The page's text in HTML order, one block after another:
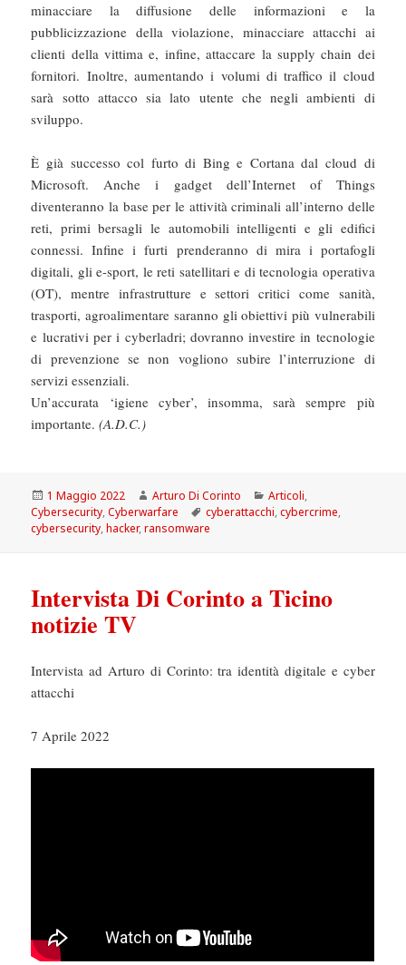
minacciare la diffusione delle informazioni e la
pubblicizzazione della violazione, minacciare attacchi ai
clienti della vittima e, infine, attaccare la supply chain dei
fornitori. Inoltre, aumentando i volumi di traffico il cloud
sarà sotto attacco sia lato utente che negli ambienti di
sviluppo.
È già successo col furto di Bing e Cortana dal cloud di
Microsoft. Anche i gadget dell’Internet of Things
diventeranno la base per le attività criminali all’interno delle
reti, primi bersagli le automobili intelligenti e gli edifici
connessi. Infine i furti prenderanno di mira i portafogli
digitali, gli e-sport, le reti satellitari e di tecnologia operativa
(OT), mentre infrastrutture e settori critici come sanità,
trasporti, agroalimentare saranno gli obiettivi più vulnerabili
e lucrativi per i cyberladri; dovranno investire in tecnologie
di prevenzione se non vogliono subire l’interruzione di
servizi essenziali.
Un’accurata ‘igiene cyber’, insomma, sarà sempre più
importante.(A.D.C.)
Scritto
il
1 Maggio 2022 Autore
Arturo Di Corinto Categorie
Articoli,
Cybersecurity,Cyberwarfare Tag
cyberattacchi,cybercrime,
cybersecurity,hacker,ransomware
Intervista Di Corinto a Ticino
notizie TV
Intervista ad Arturo di Corinto: tra identità digitale e cyber
attacchi
7 Aprile 2022